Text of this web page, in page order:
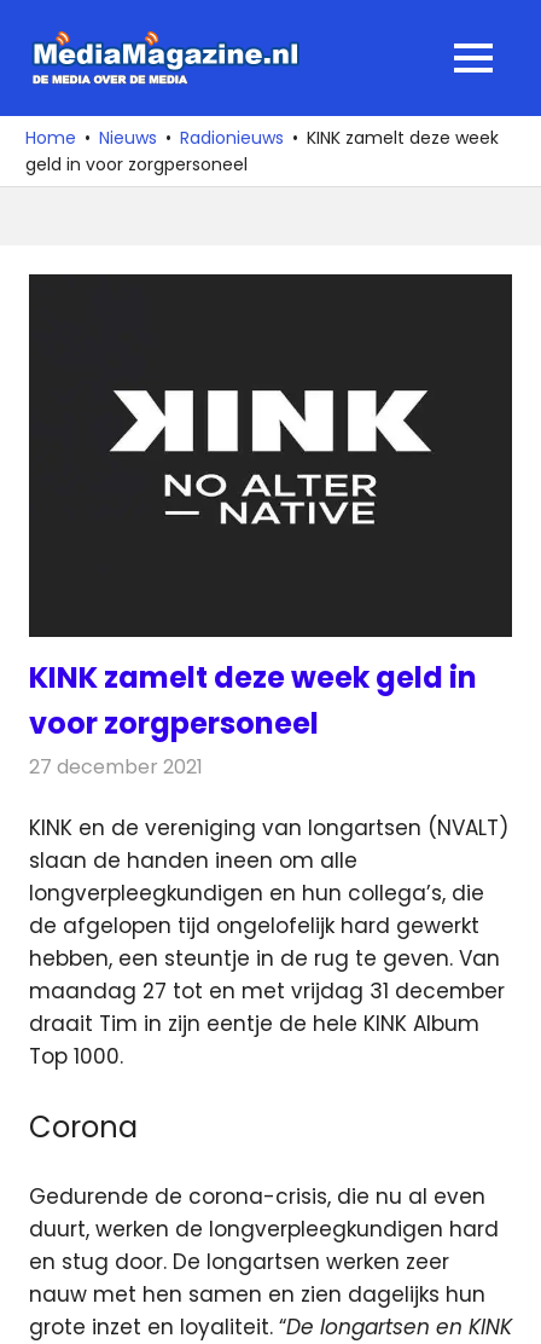
naar
media
over
de
MENU
Home Nieuws Radionieuws
KINK zamelt deze week
geld in voor zorgpersoneel
KINK zamelt deze week geld in
voor zorgpersoneel
27 december 2021
KINK en de vereniging van longartsen (NVALT)
slaan de handen ineen om alle
longverpleegkundigen en hun collega’s, die
de afgelopen tijd ongelofelijk hard gewerkt
hebben, een steuntje in de rug te geven. Van
maandag 27 tot en met vrijdag 31 december
draait Tim in zijn eentje de hele KINK Album
Top 1000.
Corona
Gedurende de corona-crisis, die nu al even
duurt, werken de longverpleegkundigen hard
en stug door. De longartsen werken zeer
nauw met hen samen en zien dagelijks hun
grote inzet en loyaliteit. “De longartsen en KINK